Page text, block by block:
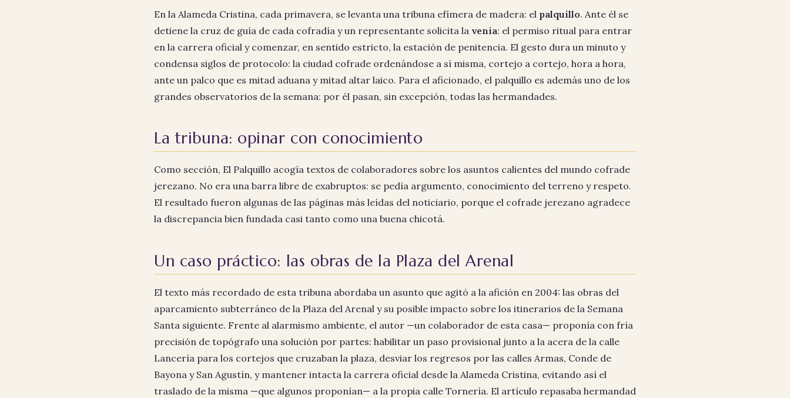
En la Alameda Cristina, cada primavera, se levanta una tribuna efímera de madera: el palquillo. Ante él se
detiene la cruz de guía de cada cofradía y un representante solicita la venia: el permiso ritual para entrar
en la carrera oficial y comenzar, en sentido estricto, la estación de penitencia. El gesto dura un minuto y
condensa siglos de protocolo: la ciudad cofrade ordenándose a sí misma, cortejo a cortejo, hora a hora,
ante un palco que es mitad aduana y mitad altar laico. Para el aficionado, el palquillo es además uno de los
grandes observatorios de la semana: por él pasan, sin excepción, todas las hermandades.
La tribuna: opinar con conocimiento
Como sección, El Palquillo acogía textos de colaboradores sobre los asuntos calientes del mundo cofrade
jerezano. No era una barra libre de exabruptos: se pedía argumento, conocimiento del terreno y respeto.
El resultado fueron algunas de las páginas más leídas del noticiario, porque el cofrade jerezano agradece
la discrepancia bien fundada casi tanto como una buena chicotá.
Un caso práctico: las obras de la Plaza del Arenal
El texto más recordado de esta tribuna abordaba un asunto que agitó a la afición en 2004: las obras del
aparcamiento subterráneo de la Plaza del Arenal y su posible impacto sobre los itinerarios de la Semana
Santa siguiente. Frente al alarmismo ambiente, el autor —un colaborador de esta casa— proponía con fría
precisión de topógrafo una solución por partes: habilitar un paso provisional junto a la acera de la calle
Lancería para los cortejos que cruzaban la plaza, desviar los regresos por las calles Armas, Conde de
Bayona y San Agustín, y mantener intacta la carrera oficial desde la Alameda Cristina, evitando así el
traslado de la misma —que algunos proponían— a la propia calle Tornería. El artículo repasaba hermandad